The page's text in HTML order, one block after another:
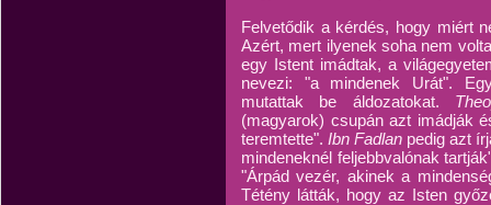
Felvetődik a kérdés, hogy miért
Azért, mert ilyenek soha nem
egy Istent imádtak, a
nevezi: "a mindenek Urát".
mutattak be áldozatokat.
(magyarok) csupán azt imádják
teremtette".Ibn Fadlan pedig azt
mindeneknél feljebbvalónak
"Árpád vezér, akinek a
Tétény látták, hogy az Isten